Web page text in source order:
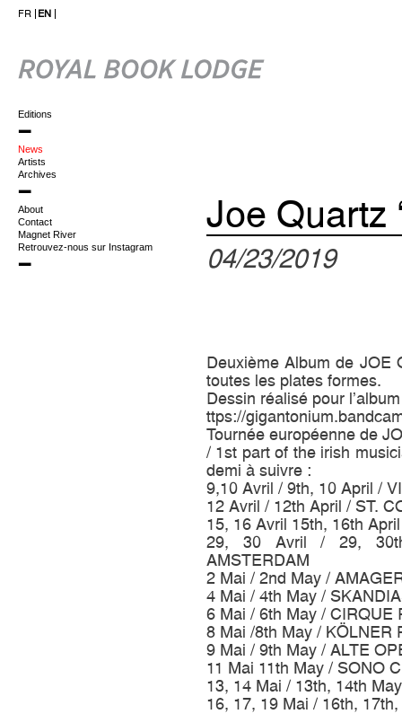
FR EN
Editions
News
Artists
Archives
About
Contact
Magnet River
Retrouvez-nous sur Instagram
Joe Quartz
04/23/2019
Deuxième Album de JOE
toutes les plates formes.
Dessin réalisé pour
ttps://
Tournée européenne de
/ 1st part of the irish
demi à suivre :
9,10 Avril / 9th, 10 April /
12 Avril / 12th April / ST.
15, 16 Avril 15th, 16th
29, 30 Avril / 29, 30th
AMSTERDAM
2 Mai / 2nd May /
4 Mai / 4th May /
6 Mai / 6th May / CIRQUE
8 Mai /8th May / KÖLNER
9 Mai / 9th May / ALTE
11 Mai 11th May / SONO
13, 14 Mai / 13th, 14th
16, 17, 19 Mai / 16th,